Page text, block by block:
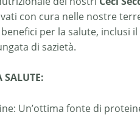
con cura nelle nostre
per la salute, inclusi
di sazietà.
SALUTE:
Un’ottima fonte di